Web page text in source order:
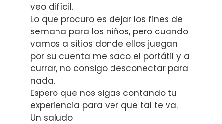
veo difícil.
Lo que procuro es dejar los fines de
semana para los niños, pero cuando
vamos a sitios donde ellos juegan
por su cuenta me saco el portátil y a
currar, no consigo desconectar para
nada.
Espero que nos sigas contando tu
experiencia para ver que tal te va.
Un saludo